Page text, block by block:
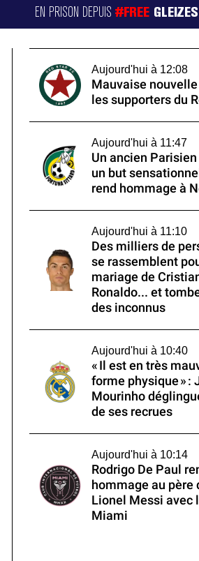
EN PRISON DEPUIS#FREE GLEIZES
Aujourd'hui à 12:08
Mauvaise
les supporters du
Aujourd'hui à 11:47
Un ancien
un but
rend hommage à
Aujourd'hui à 11:10
Des milliers de
se rassemblent
mariage de
Ronaldo... et
des inconnus
Aujourd'hui à 10:40
« Il est en très
forme physique » :
Mourinho
de ses recrues
Aujourd'hui à 10:14
Rodrigo De Paul
hommage au père
Lionel Messi avec
Miami